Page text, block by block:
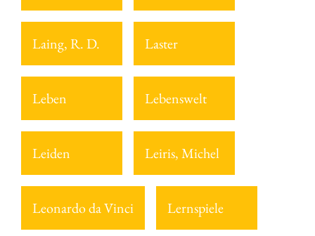
Laing, R. D. Laster
Leben Lebenswelt
Leiden Leiris, Michel
Leonardo da Vinci Lernspiele